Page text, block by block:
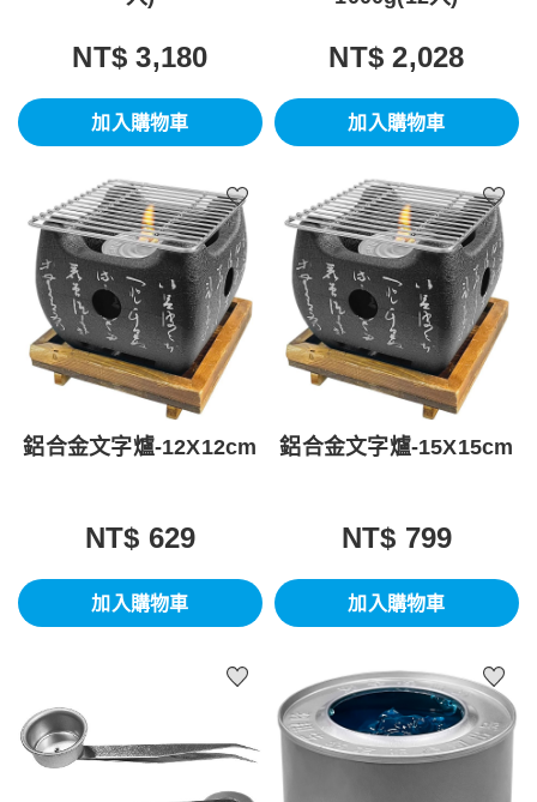
NT$ 3,180
加入購物車
NT$ 2,028
加入購物車
鋁合金文字爐-12X12cm
NT$ 629
加入購物車
鋁合金文字爐-15X15cm
NT$ 799
加入購物車